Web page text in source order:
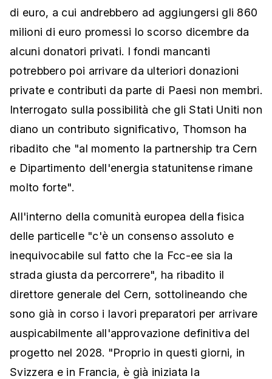
di euro, a cui andrebbero ad aggiungersi gli 860
milioni di euro promessi lo scorso dicembre da
alcuni donatori privati. I fondi mancanti
potrebbero poi arrivare da ulteriori donazioni
private e contributi da parte di Paesi non membri.
Interrogato sulla possibilità che gli Stati Uniti non
diano un contributo significativo, Thomson ha
ribadito che "al momento la partnership tra Cern
e Dipartimento dell'energia statunitense rimane
molto forte".
All'interno della comunità europea della fisica
delle particelle "c'è un consenso assoluto e
inequivocabile sul fatto che la Fcc-ee sia la
strada giusta da percorrere", ha ribadito il
direttore generale del Cern, sottolineando che
sono già in corso i lavori preparatori per arrivare
auspicabilmente all'approvazione definitiva del
progetto nel 2028. "Proprio in questi giorni, in
Svizzera e in Francia, è già iniziata la